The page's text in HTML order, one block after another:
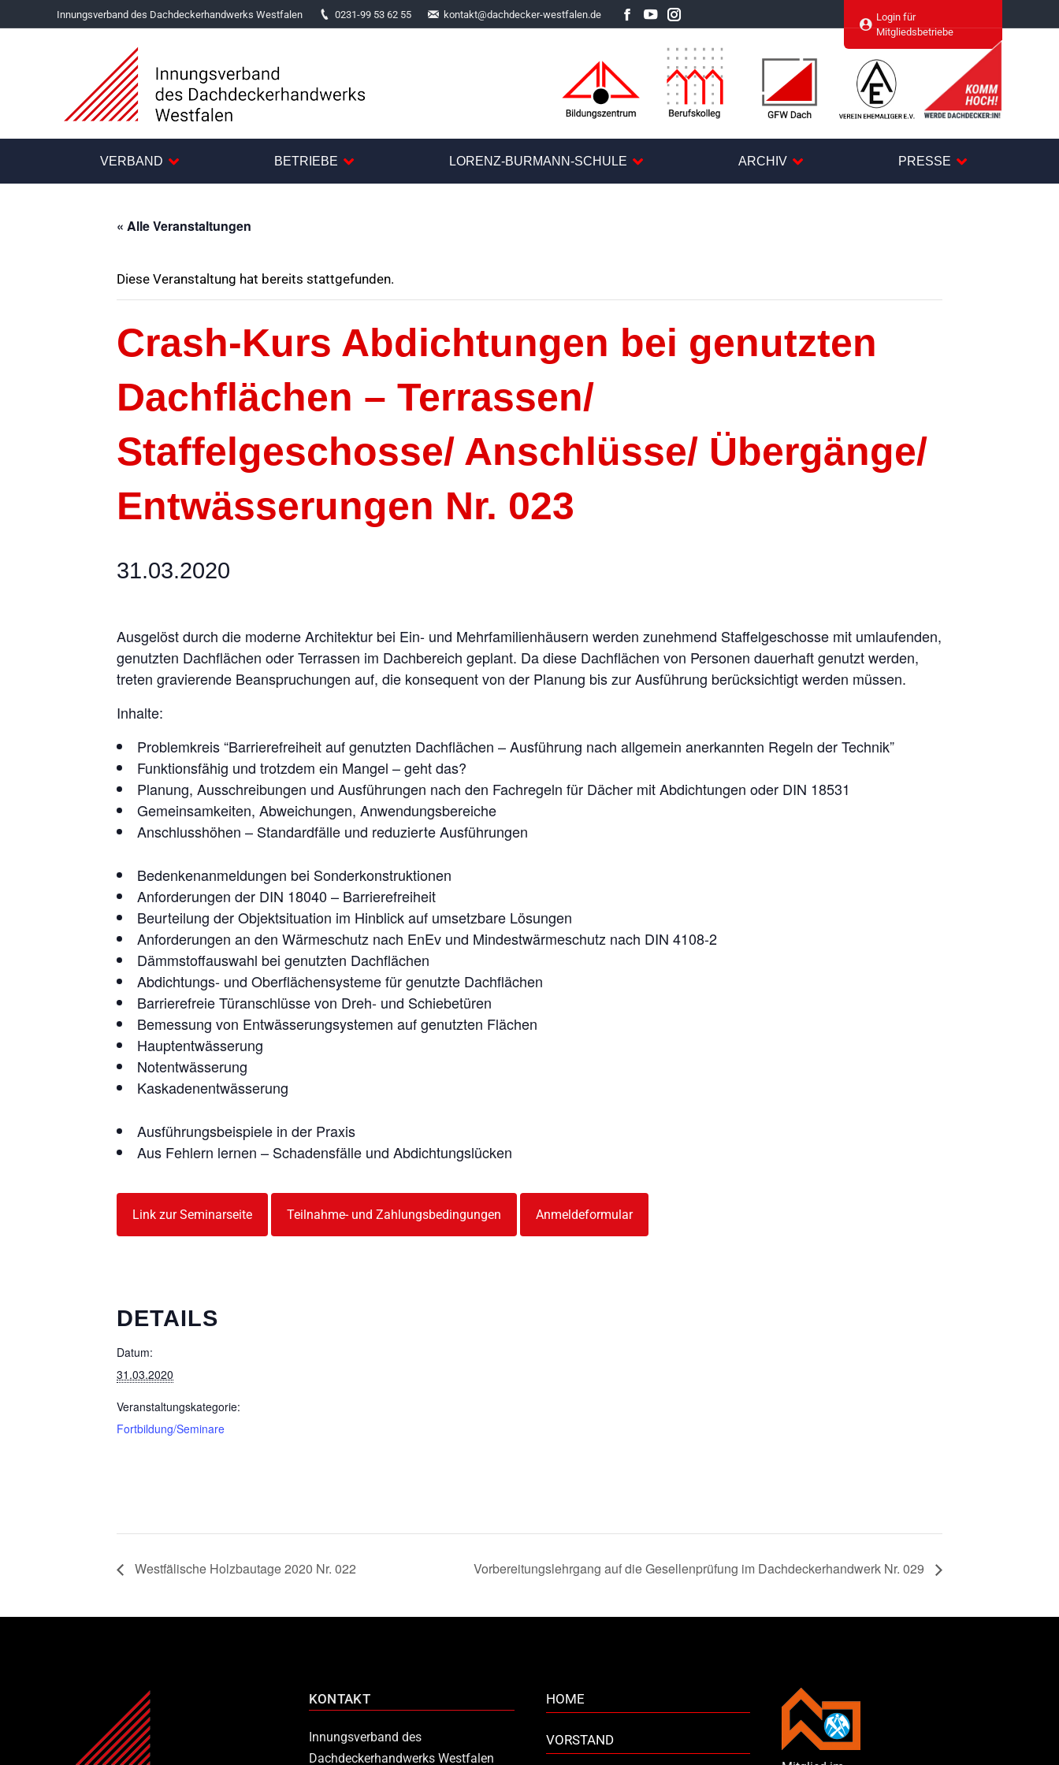
Innungsverband des Dachdeckerhandwerks Westfalen 0231-99 53 62 55 kontakt@dachdecker-westfalen.de
Facebook
YouTubeInstagram
Login für
Mitgliedsbetriebe
VERBAND BETRIEBE LORENZ-BURMANN-SCHULE ARCHIV PRESSE
« Alle Veranstaltungen
Diese Veranstaltung hat bereits stattgefunden.
Crash-Kurs Abdichtungen bei genutzten
Dachflächen – Terrassen/
Staffelgeschosse/ Anschlüsse/ Übergänge/
Entwässerungen Nr. 023
31.03.2020
Ausgelöst durch die moderne Architektur bei Ein- und Mehrfamilienhäusern werden zunehmend Staffelgeschosse mit umlaufenden,
genutzten Dachflächen oder Terrassen im Dachbereich geplant. Da diese Dachflächen von Personen dauerhaft genutzt werden,
treten gravierende Beanspruchungen auf, die konsequent von der Planung bis zur Ausführung berücksichtigt werden müssen.
Inhalte:
Problemkreis “Barrierefreiheit auf genutzten Dachflächen – Ausführung nach allgemein anerkannten Regeln der Technik”
Funktionsfähig und trotzdem ein Mangel – geht das?
Planung, Ausschreibungen und Ausführungen nach den Fachregeln für Dächer mit Abdichtungen oder DIN 18531
Gemeinsamkeiten, Abweichungen, Anwendungsbereiche
Anschlusshöhen – Standardfälle und reduzierte Ausführungen
Bedenkenanmeldungen bei Sonderkonstruktionen
Anforderungen der DIN 18040 – Barrierefreiheit
Beurteilung der Objektsituation im Hinblick auf umsetzbare Lösungen
Anforderungen an den Wärmeschutz nach EnEv und Mindestwärmeschutz nach DIN 4108-2
Dämmstoffauswahl bei genutzten Dachflächen
Abdichtungs- und Oberflächensysteme für genutzte Dachflächen
Barrierefreie Türanschlüsse von Dreh- und Schiebetüren
Bemessung von Entwässerungsystemen auf genutzten Flächen
Hauptentwässerung
Notentwässerung
Kaskadenentwässerung
Ausführungsbeispiele in der Praxis
Aus Fehlern lernen – Schadensfälle und Abdichtungslücken
Link zur Seminarseite Teilnahme- und Zahlungsbedingungen Anmeldeformular
DETAILS
Datum:
31.03.2020
Veranstaltungskategorie:
Fortbildung/Seminare
Westfälische Holzbautage 2020 Nr. 022 Vorbereitungslehrgang auf die Gesellenprüfung im Dachdeckerhandwerk Nr. 029
KONTAKT
Innungsverband des
Dachdeckerhandwerks Westfalen
HOME
VORSTAND